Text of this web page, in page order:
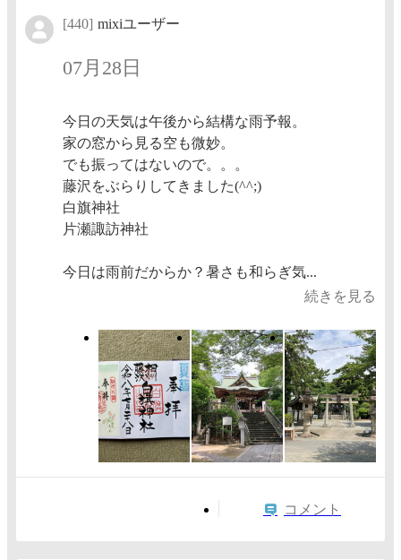
[440] mixiユーザー
07月28日
今日の天気は午後から結構な雨予報。
家の窓から見る空も微妙。
でも振ってはないので。。。
藤沢をぶらりしてきました(^^;)
白旗神社
片瀬諏訪神社
今日は雨前だからか？暑さも和らぎ気...
続きを見る
コメント